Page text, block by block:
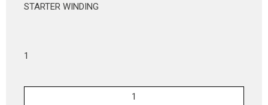
STARTER WINDING
1